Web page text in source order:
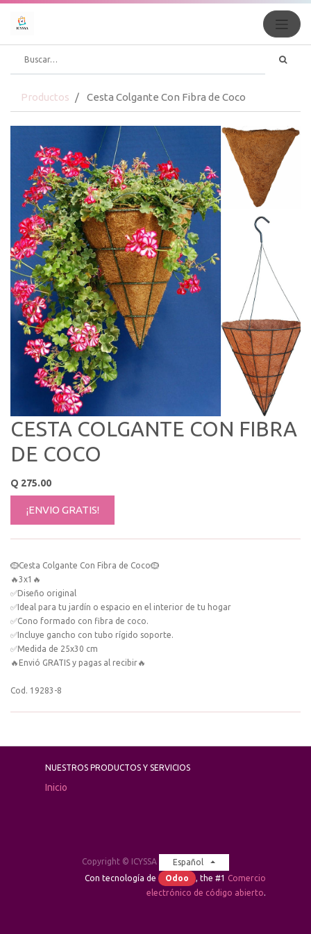
Productos Cesta Colgante Con Fibra de Coco
CESTA COLGANTE CON FIBRA
DE COCO
Q 275.00
¡ENVIO GRATIS!
🪹Cesta Colgante Con Fibra de Coco🪹
🔥3x1🔥
✅Diseño original
✅Ideal para tu jardín o espacio en el interior de tu hogar
✅Cono formado con fibra de coco.
✅Incluye gancho con tubo rígido soporte.
✅Medida de 25x30 cm
🔥Envió GRATIS y pagas al recibir🔥
Cod. 19283-8
NUESTROS PRODUCTOS Y SERVICIOS
Inicio
Copyright © ICYSSA
Español
Con tecnología de
Odoo , the #1 Comercio
electrónico de código abierto.